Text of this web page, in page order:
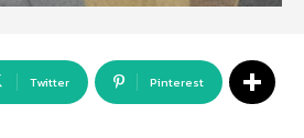
Twitter Pinterest